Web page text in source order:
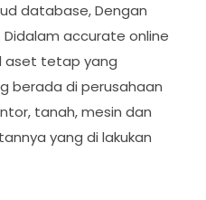
database, Dengan
accurate online
aset tetap yang
berada di perusahaan
tanah, mesin dan
yang di lakukan